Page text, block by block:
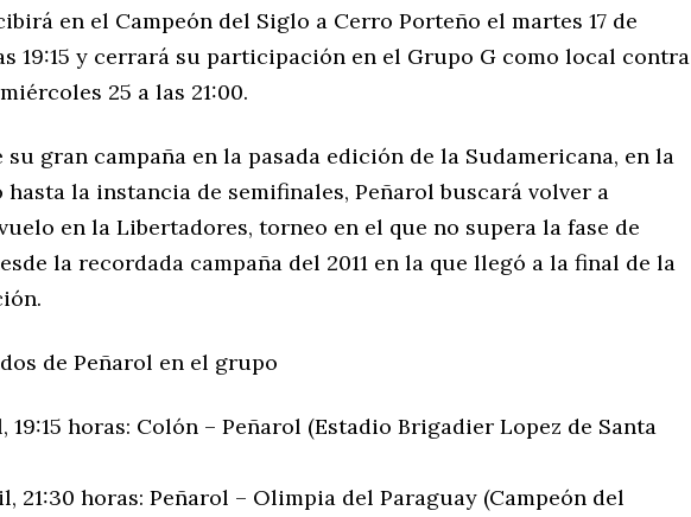
en el Campeón del Siglo a Cerro Porteño el martes 17 de
19:15 y cerrará su participación en el Grupo G como local contra
25 a las 21:00.
su gran campaña en la pasada edición de la Sudamericana, en la
hasta la instancia de semifinales, Peñarol buscará volver a
en la Libertadores, torneo en el que no supera la fase de
la recordada campaña del 2011 en la que llegó a la final de la
de Peñarol en el grupo
19:15 horas: Colón – Peñarol (Estadio Brigadier Lopez de Santa
21:30 horas: Peñarol – Olimpia del Paraguay (Campeón del